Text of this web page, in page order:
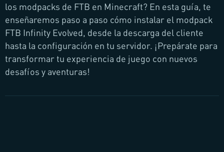
los modpacks de FTB en Minecraft? En esta guía, te
enseñaremos paso a paso cómo instalar el modpack
FTB Infinity Evolved, desde la descarga del cliente
hasta la configuración en tu servidor. ¡Prepárate para
transformar tu experiencia de juego con nuevos
desafíos y aventuras!